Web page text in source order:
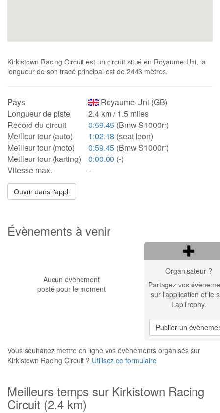
Kirkistown Racing Circuit est un circuit situé en Royaume-Uni, la
longueur de son tracé principal est de 2443 mètres.
Pays
Royaume-Uni (GB)
Longueur de piste
2.4 km / 1.5 miles
Record du circuit
0:59.45 (Bmw S1000rr)
Meilleur tour (auto)
1:02.18 (seat leon)
Meilleur tour (moto)
0:59.45 (Bmw S1000rr)
Meilleur tour (karting)
0:00.00 (-)
Vitesse max.
-
Ouvrir dans l'appli
Évènements à venir
Aucun évènement
posté pour le moment
Organisateur ?
Partagez vos
sur l'application et le
LapTrophy.
Publier un
Vous souhaitez mettre en ligne vos évènements organisés sur
Kirkistown Racing Circuit ? Utilisez ce formulaire
Meilleurs temps sur Kirkistown Racing
Circuit (2.4 km)